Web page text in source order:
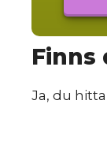
Finns
Ja, du